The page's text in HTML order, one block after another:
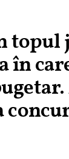
topul
în